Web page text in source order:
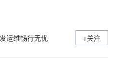
运维畅行无忧 +关注